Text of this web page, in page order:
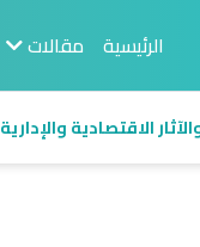
الرئيسية مقالات
الاقتصادية والإدارية